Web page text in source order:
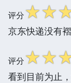
评分☆☆
京东快递没有
评分☆☆
看到目前为止